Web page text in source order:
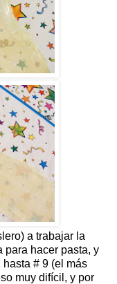
a trabajar la
para hacer pasta, y
# 9 (el más
muy difícil, y por